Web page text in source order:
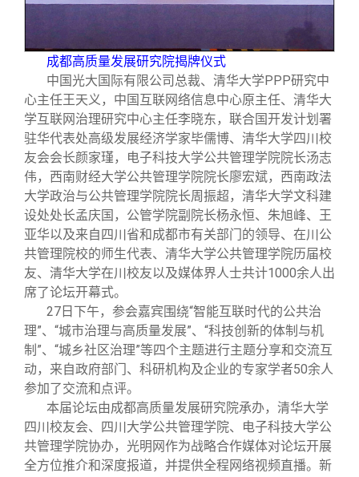
成都高质量发展研究院揭牌仪式
中国光大国际有限公司总裁、清华大学PPP研究中
心主任王天义，中国互联网络信息中心原主任、清华大
学互联网治理研究中心主任李晓东，联合国开发计划署
驻华代表处高级发展经济学家毕儒博、清华大学四川校
友会会长颜家瑾，电子科技大学公共管理学院院长汤志
伟，西南财经大学公共管理学院院长廖宏斌，西南政法
大学政治与公共管理学院院长周振超，清华大学文科建
设处处长孟庆国，公管学院副院长杨永恒、朱旭峰、王
亚华以及来自四川省和成都市有关部门的领导、在川公
共管理院校的师生代表、清华大学公共管理学院历届校
友、清华大学在川校友以及媒体界人士共计1000余人出
席了论坛开幕式。
27 日下午，参会嘉宾围绕“智能互联时代的公共治
理”、“城市治理与高质量发展”、“科技创新的体制与机
制”、“城乡社区治理”等四个主题进行主题分享和交流互
动，来自政府部门、科研机构及企业的专家学者50余人
参加了交流和点评。
本届论坛由成都高质量发展研究院承办，清华大学
四川校友会、四川大学公共管理学院、电子科技大学公
共管理学院协办，光明网作为战略合作媒体对论坛开展
全方位推介和深度报道，并提供全程网络视频直播。新